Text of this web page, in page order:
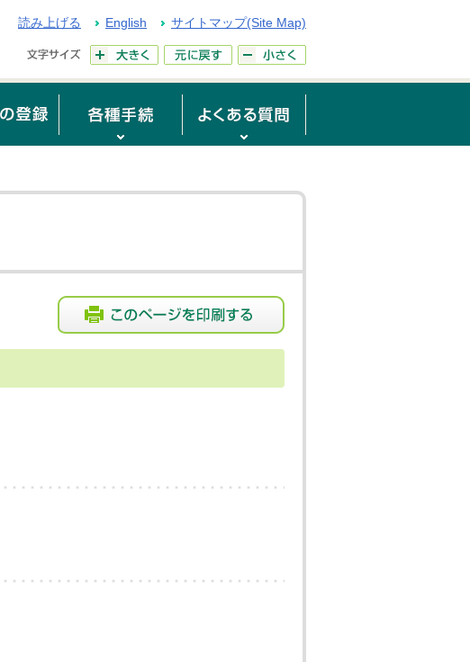
読み上げる English サイトマップ(Site Map)